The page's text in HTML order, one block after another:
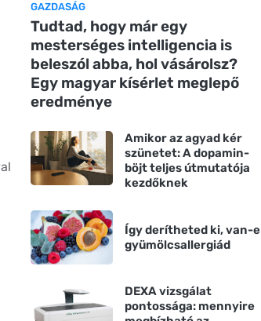
GAZDASÁG
Tudtad, hogy már egy
mesterséges intelligencia is
beleszól abba, hol vásárolsz?
Egy magyar kísérlet meglepő
eredménye
Amikor az agyad kér
szünetet: A dopamin-
böjt teljes útmutatója
kezdőknek
Így derítheted ki, van-e
gyümölcsallergiád
DEXA vizsgálat
pontossága: mennyire